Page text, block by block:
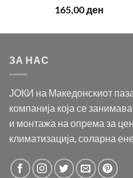
165,00ден
ЗА НАС
ЈОКИ на Македонскиот
компанија која се
и монтажа на опрема за
климатизација, соларна